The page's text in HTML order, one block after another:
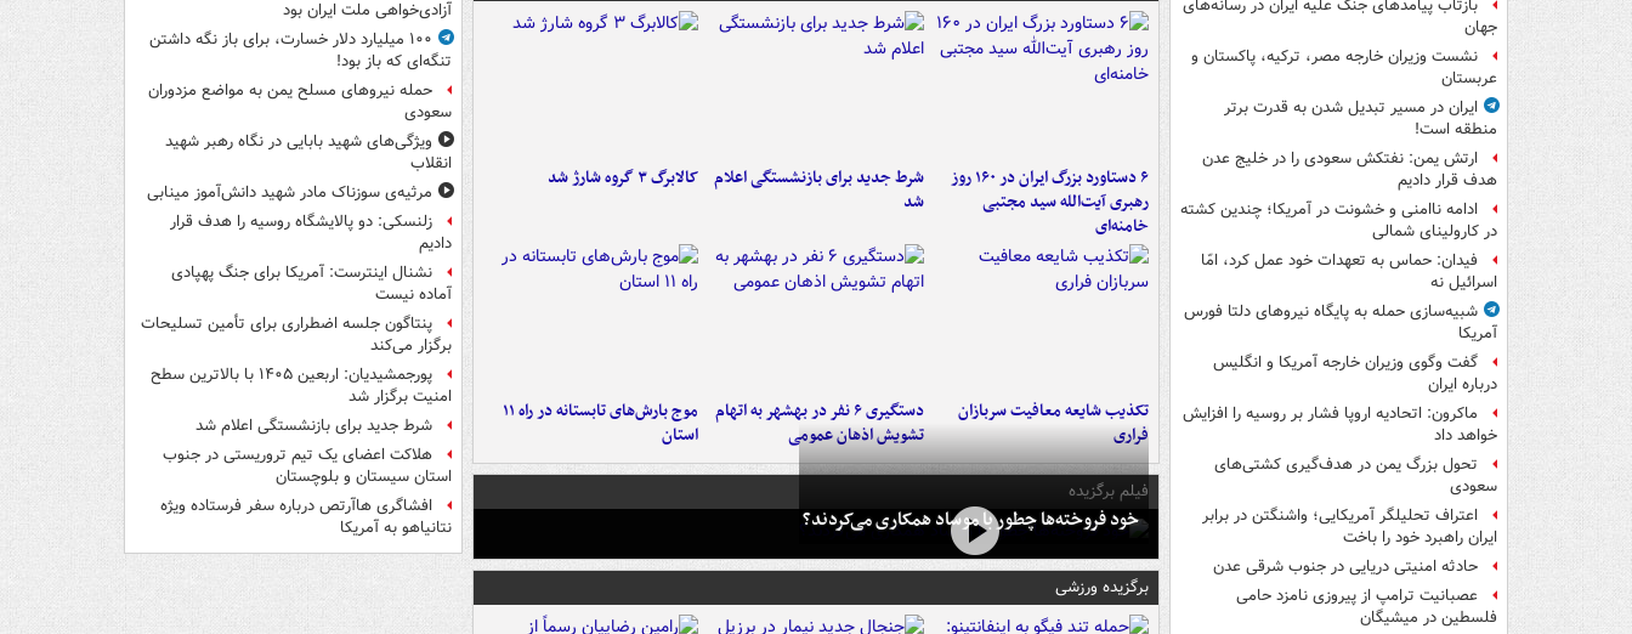
بازتاب پیامدهای جنگ علیه ایران در رسانه‌های
جهان
نشست وزیران خارجه مصر، ترکیه، پاکستان و
عربستان
ایران در مسیر تبدیل شدن به قدرت برتر
منطقه است!
ارتش یمن: نفتکش سعودی را در خلیج عدن
هدف قرار دادیم
ادامه ناامنی و خشونت در آمریکا؛ چندین کشته
در کارولینای شمالی
فیدان: حماس به تعهدات خود عمل کرد، امّا
اسرائیل نه
شبیه‌سازی حمله به پایگاه نیروهای دلتا فورس
آمریکا
گفت وگوی وزیران خارجه آمریکا و انگلیس
درباره ایران
ماکرون: اتحادیه اروپا فشار بر روسیه را افزایش
خواهد داد
تحول بزرگ یمن در هدف‌گیری کشتی‌های
سعودی
اعتراف تحلیلگر آمریکایی؛ واشنگتن در برابر
ایران راهبرد خود را باخت
حادثه امنیتی دریایی در جنوب شرقی عدن
عصبانیت ترامپ از پیروزی نامزد حامی
فلسطین در میشیگان
۶ دستاورد بزرگ ایران در ۱۶۰ روز
رهبری آیت‌الله سید مجتبی
خامنه‌ای
شرط جدید برای بازنشستگی اعلام
شد
کالابرگ ۳ گروه شارژ شد
تکذیب شایعه معافیت سربازان
فراری
دستگیری ۶ نفر در بهشهر به اتهام
تشویش اذهان عمومی
موج بارش‌های تابستانه در راه ۱۱
استان
فیلم برگزیده
خود فروخته‌ها چطور با موساد همکاری می‌کردند؟
برگزیده ورزشی
آزادی‌خواهی ملت ایران بود
۱۰۰ میلیارد دلار خسارت، برای باز نگه داشتن
تنگه‌ای که باز بود!
حمله نیروهای مسلح یمن به مواضع مزدوران
سعودی
ویژگی‌های شهید بابایی در نگاه رهبر شهید
انقلاب
مرثیه‌ی سوزناک مادر شهید دانش‌آموز مینابی
زلنسکی: دو پالایشگاه روسیه را هدف قرار
دادیم
نشنال اینترست: آمریکا برای جنگ پهپادی
آماده نیست
پنتاگون جلسه اضطراری برای تأمین تسلیحات
برگزار می‌کند
پورجمشیدیان: اربعین ۱۴۰۵ با بالاترین سطح
امنیت برگزار شد
شرط جدید برای بازنشستگی اعلام شد
هلاکت اعضای یک تیم تروریستی در جنوب
استان سیستان و بلوچستان
افشاگری هاآرتص درباره سفر فرستاده ویژه
نتانیاهو به آمریکا